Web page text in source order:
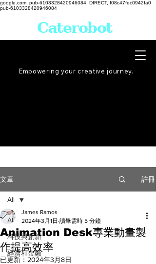
google.com, pub-6103328420946084, DIRECT, f08c47fec0942fa0
pub-6103328420946084
Empowering your creative journey.
Caterobot
文章 註冊
All
科技與創新
經濟和金融
All
Animation Desk專業動畫製
作提高效率
James Ramos
2024年3月1日 讀畢需時 5 分鐘
已更新： 2024年3月8日